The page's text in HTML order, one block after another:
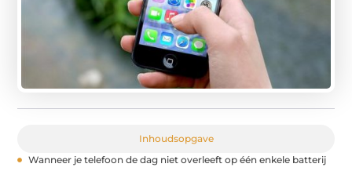
Inhoudsopgave
Wanneer je telefoon de dag niet overleeft op één enkele batterij